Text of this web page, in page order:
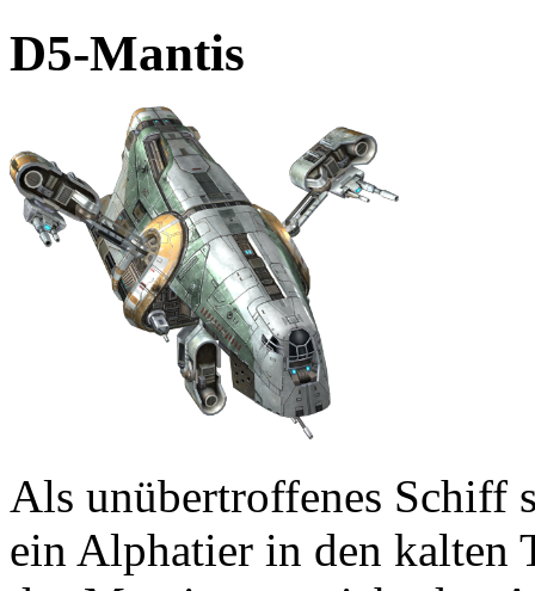
D5-Mantis
Als unübertroffenes Schiff
ein Alphatier in den kalten